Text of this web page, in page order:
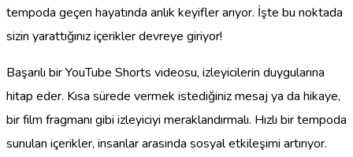
tempoda geçen hayatında anlık keyifler arıyor. İşte bu noktada
sizin yarattığınız içerikler devreye giriyor!
Başarılı bir YouTube Shorts videosu, izleyicilerin duygularına
hitap eder. Kısa sürede vermek istediğiniz mesaj ya da hikaye,
bir film fragmanı gibi izleyiciyi meraklandırmalı. Hızlı bir tempoda
sunulan içerikler, insanlar arasında sosyal etkileşimi artırıyor.